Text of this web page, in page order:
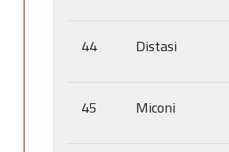
44 Distasi
45 Miconi